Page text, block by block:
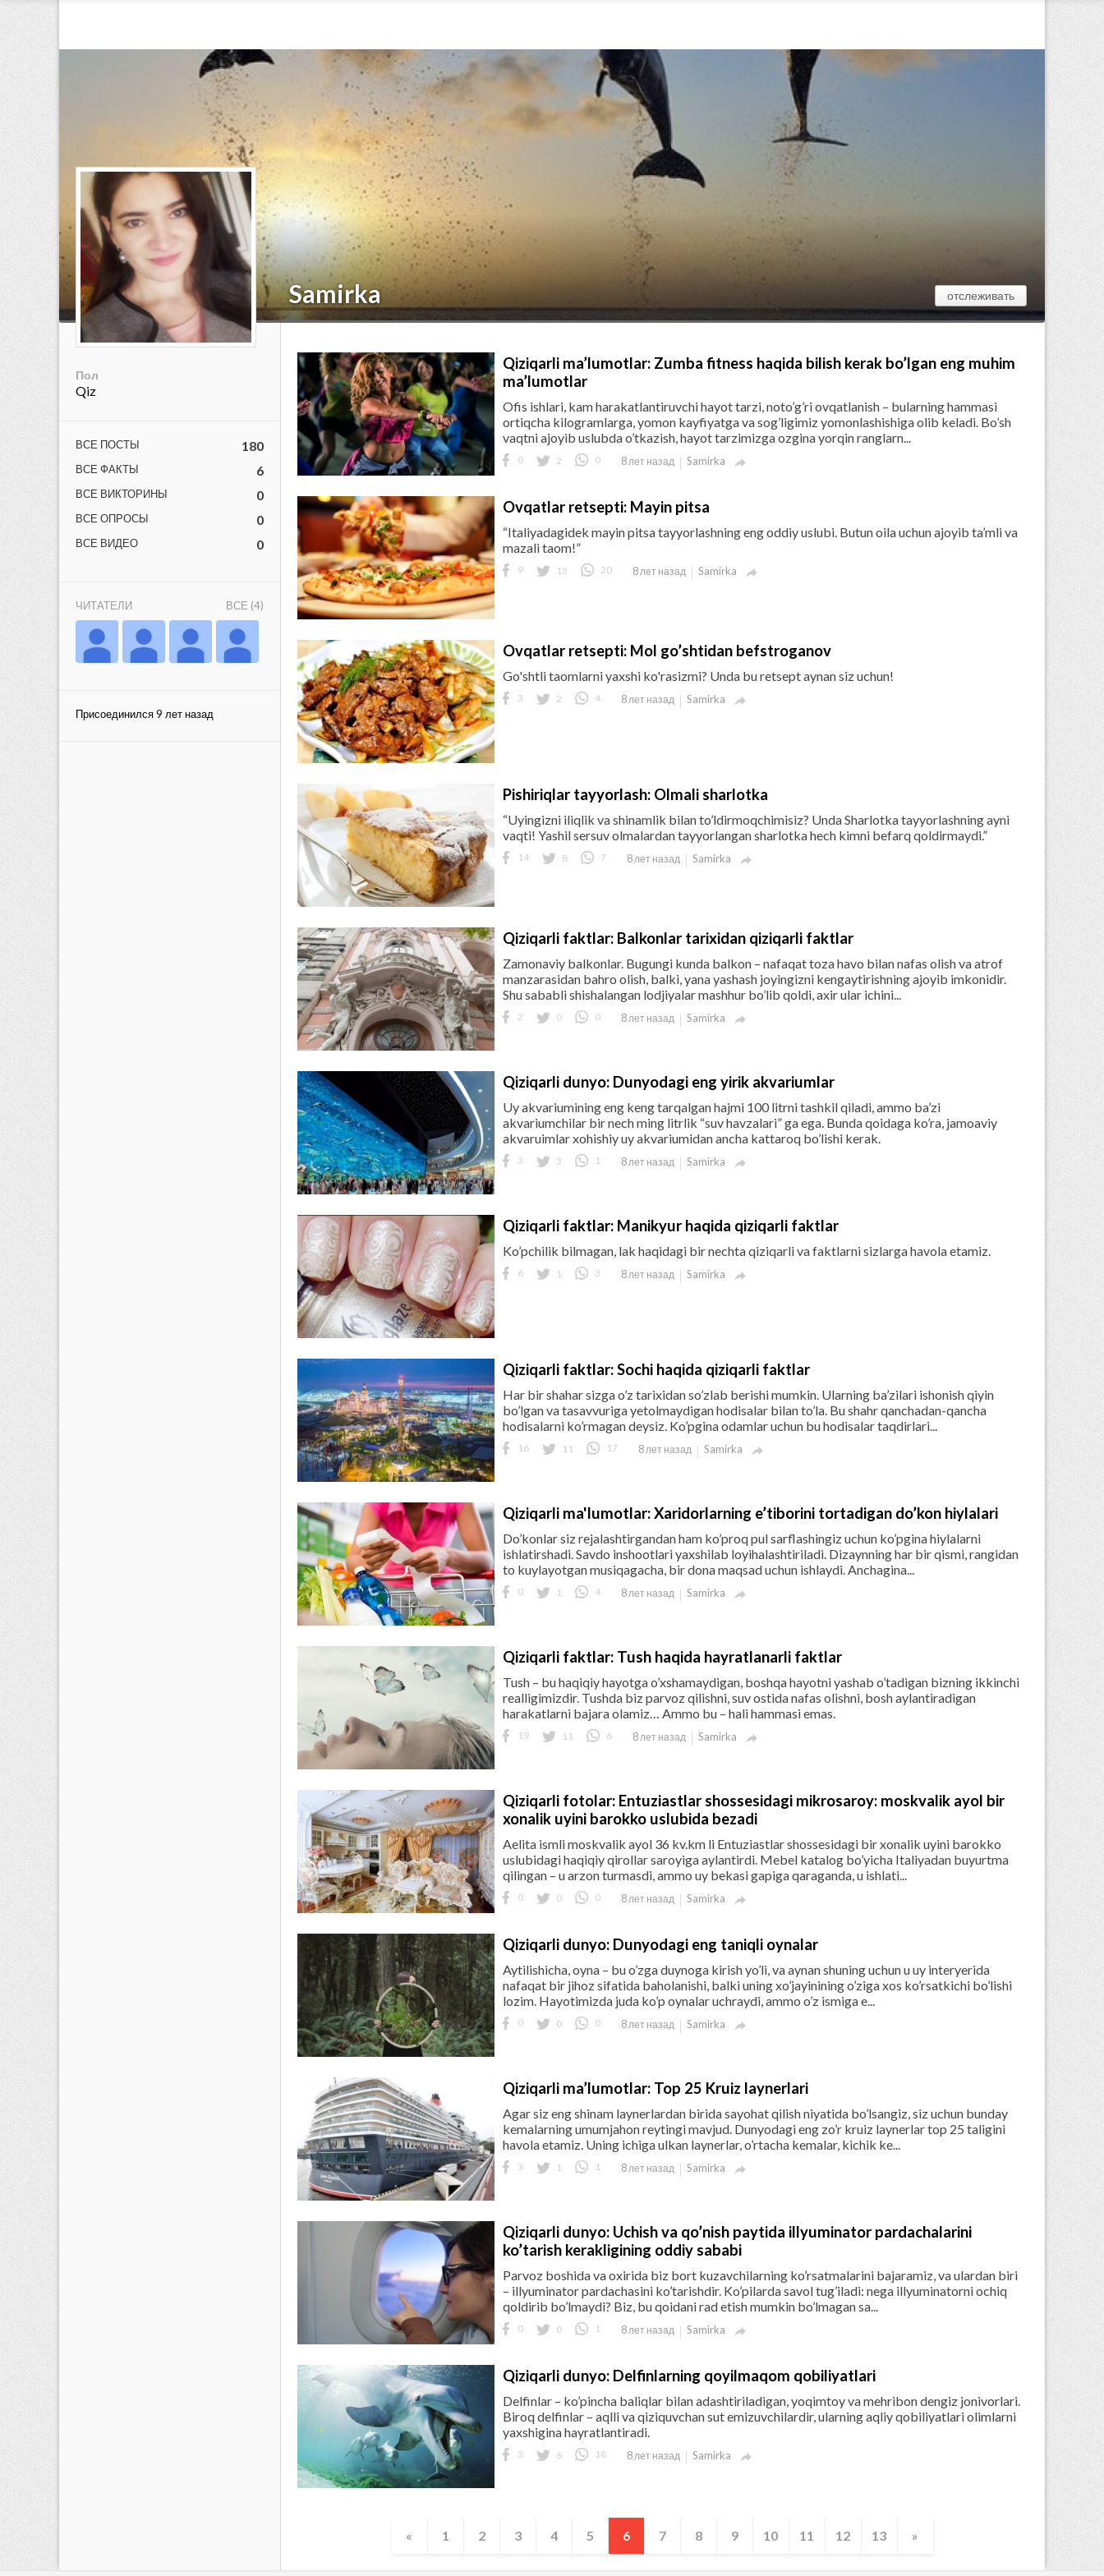
Samirka отслеживать
Пол
Qiz
ВСЕ ПОСТЫ 180
ВСЕ ФАКТЫ 6
ВСЕ ВИКТОРИНЫ 0
ВСЕ ОПРОСЫ 0
ВСЕ ВИДЕО 0
ЧИТАТЕЛИ ВСЕ (4)
Присоединился 9 лет назад
Qiziqarli ma’lumotlar: Zumba fitness haqida bilish kerak bo’lgan eng muhim
ma’lumotlar
Ofis ishlari, kam harakatlantiruvchi hayot tarzi, noto’g’ri ovqatlanish – bularning hammasi
ortiqcha kilogramlarga, yomon kayfiyatga va sog’ligimiz yomonlashishiga olib keladi. Bo’sh
vaqtni ajoyib uslubda o’tkazish, hayot tarzimizga ozgina yorqin ranglarn...
0 2 0 8 лет назад Samirka 
Ovqatlar retsepti: Mayin pitsa
“Italiyadagidek mayin pitsa tayyorlashning eng oddiy uslubi. Butun oila uchun ajoyib ta’mli va
mazali taom!”
9 13 20 8 лет назад Samirka 
Ovqatlar retsepti: Mol go’shtidan befstroganov
Go'shtli taomlarni yaxshi ko'rasizmi? Unda bu retsept aynan siz uchun!
3 2 4 8 лет назад Samirka 
Pishiriqlar tayyorlash: Olmali sharlotka
“Uyingizni iliqlik va shinamlik bilan to’ldirmoqchimisiz? Unda Sharlotka tayyorlashning ayni
vaqti! Yashil sersuv olmalardan tayyorlangan sharlotka hech kimni befarq qoldirmaydi.”
14 8 7 8 лет назад Samirka 
Qiziqarli faktlar: Balkonlar tarixidan qiziqarli faktlar
Zamonaviy balkonlar. Bugungi kunda balkon – nafaqat toza havo bilan nafas olish va atrof
manzarasidan bahro olish, balki, yana yashash joyingizni kengaytirishning ajoyib imkonidir.
Shu sababli shishalangan lodjiyalar mashhur bo’lib qoldi, axir ular ichini...
2 0 0 8 лет назад Samirka 
Qiziqarli dunyo: Dunyodagi eng yirik akvariumlar
Uy akvariumining eng keng tarqalgan hajmi 100 litrni tashkil qiladi, ammo ba’zi
akvariumchilar bir nech ming litrlik “suv havzalari” ga ega. Bunda qoidaga ko’ra, jamoaviy
akvaruimlar xohishiy uy akvariumidan ancha kattaroq bo’lishi kerak.
3 3 1 8 лет назад Samirka 
Qiziqarli faktlar: Manikyur haqida qiziqarli faktlar
Ko’pchilik bilmagan, lak haqidagi bir nechta qiziqarli va faktlarni sizlarga havola etamiz.
6 1 3 8 лет назад Samirka 
Qiziqarli faktlar: Sochi haqida qiziqarli faktlar
Har bir shahar sizga o’z tarixidan so’zlab berishi mumkin. Ularning ba’zilari ishonish qiyin
bo’lgan va tasavvuriga yetolmaydigan hodisalar bilan to’la. Bu shahr qanchadan-qancha
hodisalarni ko’rmagan deysiz. Ko’pgina odamlar uchun bu hodisalar taqdirlari...
16 11 17 8 лет назад Samirka 
Qiziqarli ma'lumotlar: Xaridorlarning e’tiborini tortadigan do’kon hiylalari
Do’konlar siz rejalashtirgandan ham ko’proq pul sarflashingiz uchun ko’pgina hiylalarni
ishlatirshadi. Savdo inshootlari yaxshilab loyihalashtiriladi. Dizaynning har bir qismi, rangidan
to kuylayotgan musiqagacha, bir dona maqsad uchun ishlaydi. Anchagina...
0 1 4 8 лет назад Samirka 
Qiziqarli faktlar: Tush haqida hayratlanarli faktlar
Tush – bu haqiqiy hayotga o’xshamaydigan, boshqa hayotni yashab o’tadigan bizning ikkinchi
realligimizdir. Tushda biz parvoz qilishni, suv ostida nafas olishni, bosh aylantiradigan
harakatlarni bajara olamiz… Ammo bu – hali hammasi emas.
19 11 6 8 лет назад Samirka 
Qiziqarli fotolar: Entuziastlar shossesidagi mikrosaroy: moskvalik ayol bir
xonalik uyini barokko uslubida bezadi
Aelita ismli moskvalik ayol 36 kv.km li Entuziastlar shossesidagi bir xonalik uyini barokko
uslubidagi haqiqiy qirollar saroyiga aylantirdi. Mebel katalog bo’yicha Italiyadan buyurtma
qilingan – u arzon turmasdi, ammo uy bekasi gapiga qaraganda, u ishlati...
0 0 0 8 лет назад Samirka 
Qiziqarli dunyo: Dunyodagi eng taniqli oynalar
Aytilishicha, oyna – bu o’zga duynoga kirish yo’li, va aynan shuning uchun u uy interyerida
nafaqat bir jihoz sifatida baholanishi, balki uning xo’jayinining o’ziga xos ko’rsatkichi bo’lishi
lozim. Hayotimizda juda ko’p oynalar uchraydi, ammo o’z ismiga e...
0 0 0 8 лет назад Samirka 
Qiziqarli ma’lumotlar: Top 25 Kruiz laynerlari
Agar siz eng shinam laynerlardan birida sayohat qilish niyatida bo’lsangiz, siz uchun bunday
kemalarning umumjahon reytingi mavjud. Dunyodagi eng zo’r kruiz laynerlar top 25 taligini
havola etamiz. Uning ichiga ulkan laynerlar, o’rtacha kemalar, kichik ke...
3 1 1 8 лет назад Samirka 
Qiziqarli dunyo: Uchish va qo’nish paytida illyuminator pardachalarini
ko’tarish kerakligining oddiy sababi
Parvoz boshida va oxirida biz bort kuzavchilarning ko’rsatmalarini bajaramiz, va ulardan biri
– illyuminator pardachasini ko’tarishdir. Ko’pilarda savol tug’iladi: nega illyuminatorni ochiq
qoldirib bo’lmaydi? Biz, bu qoidani rad etish mumkin bo’lmagan sa...
0 0 1 8 лет назад Samirka 
Qiziqarli dunyo: Delfinlarning qoyilmaqom qobiliyatlari
Delfinlar – ko’pincha baliqlar bilan adashtiriladigan, yoqimtoy va mehribon dengiz jonivorlari.
Biroq delfinlar – aqlli va qiziquvchan sut emizuvchilardir, ularning aqliy qobiliyatlari olimlarni
yaxshigina hayratlantiradi.
3 6 18 8 лет назад Samirka 
« 1 2 3 4 5 6 7 8 9 10 11 12 13 »